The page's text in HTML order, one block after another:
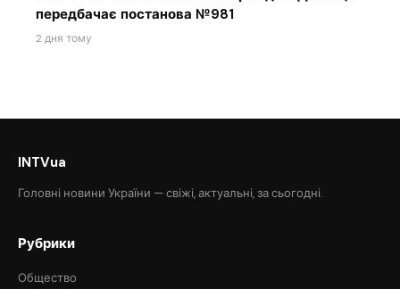
передбачає постанова №981
2 дня тому
INTVua
Головні новини України — свіжі, актуальні, за сьогодні.
Рубрики
Общество